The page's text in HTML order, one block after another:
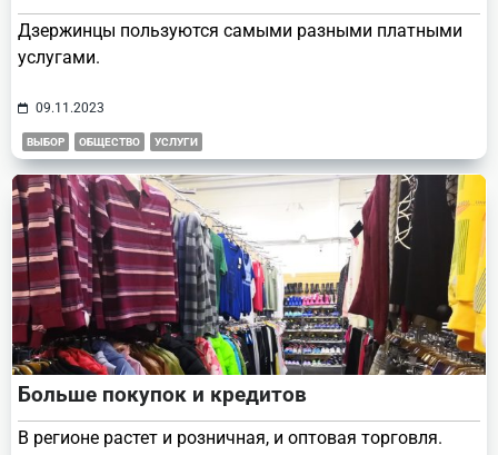
Дзержинцы пользуются самыми разными платными
услугами.
09.11.2023
ВЫБОР ОБЩЕСТВО УСЛУГИ
Больше покупок и кредитов
В регионе растет и розничная, и оптовая торговля.